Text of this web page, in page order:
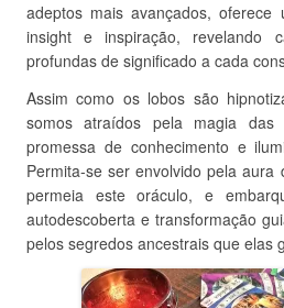
adeptos mais avançados, oferece
insight e inspiração, revelando
profundas de significado a cada
Assim como os lobos são
somos atraídos pela magia
promessa de conhecimento e
Permita-se ser envolvido pela
permeia este oráculo, e
autodescoberta e transformação
pelos segredos ancestrais que elas